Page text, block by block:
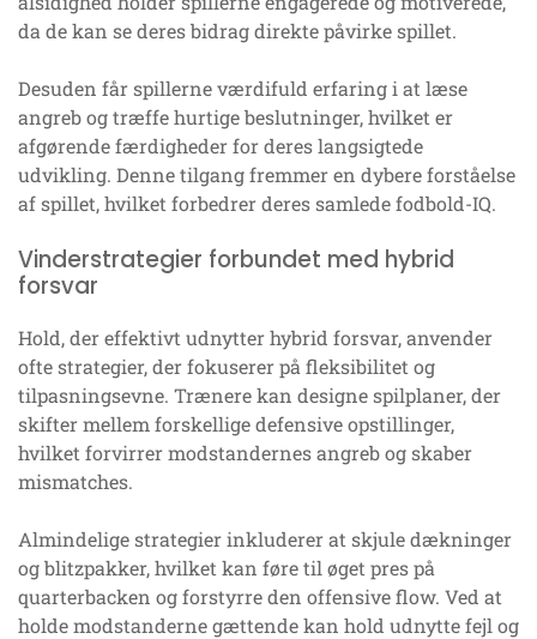
da de kan se deres bidrag direkte påvirke spillet.
Desuden får spillerne værdifuld erfaring i at læse
angreb og træffe hurtige beslutninger, hvilket er
afgørende færdigheder for deres langsigtede
udvikling. Denne tilgang fremmer en dybere forståelse
af spillet, hvilket forbedrer deres samlede fodbold-IQ.
Vinderstrategier forbundet med hybrid
forsvar
Hold, der effektivt udnytter hybrid forsvar, anvender
ofte strategier, der fokuserer på fleksibilitet og
tilpasningsevne. Trænere kan designe spilplaner, der
skifter mellem forskellige defensive opstillinger,
hvilket forvirrer modstandernes angreb og skaber
mismatches.
Almindelige strategier inkluderer at skjule dækninger
og blitzpakker, hvilket kan føre til øget pres på
quarterbacken og forstyrre den offensive flow. Ved at
holde modstanderne gættende kan hold udnytte fejl og